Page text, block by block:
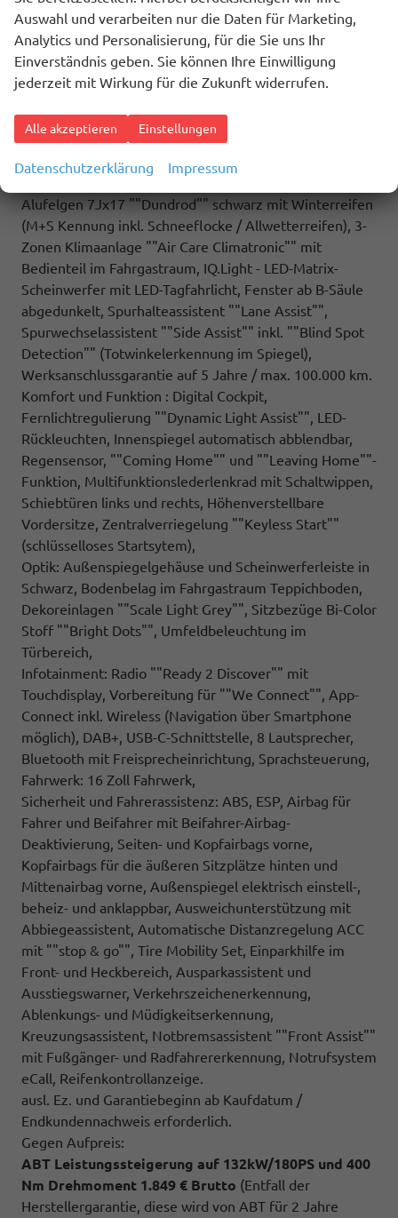
Multifunktionstisch/Mittelkonsole, Schiebefenster
sowie Zuziehhilfe in der Schiebetüre links und rechts,
(ZBR) 7 Sitzer: Sitzvariante 2-2-3 (Vis-a-Vis entgegen
der Fahrrichtung) inkl. 4 Armlehnen.
an Fahrzeugseite, Fahrzeugheck und im
Fahrzeuginnenraum, Fahrzeug 8-fach-bereift,
Leichtmetallräder 7,5J x 18 (Sport Edition Design TN28,
Alufelgen 7Jx17 ""Dundrod"" schwarz mit Winterreifen
(M+S Kennung inkl. Schneeflocke / Allwetterreifen), 3-
Zonen Klimaanlage ""Air Care Climatronic"" mit
Bedienteil im Fahrgastraum, IQ.Light - LED-Matrix-
Scheinwerfer mit LED-Tagfahrlicht, Fenster ab B-Säule
abgedunkelt, Spurhalteassistent ""Lane Assist"",
Spurwechselassistent ""Side Assist"" inkl. ""Blind Spot
Detection"" (Totwinkelerkennung im Spiegel),
Werksanschlussgarantie auf 5 Jahre / max. 100.000 km.
Komfort und Funktion : Digital Cockpit,
Fernlichtregulierung ""Dynamic Light Assist"", LED-
Rückleuchten, Innenspiegel automatisch abblendbar,
Regensensor, ""Coming Home"" und ""Leaving Home""-
Funktion, Multifunktionslederlenkrad mit Schaltwippen,
Schiebtüren links und rechts, Höhenverstellbare
Vordersitze, Zentralverriegelung ""Keyless Start""
(schlüsselloses Startsytem),
Optik: Außenspiegelgehäuse und Scheinwerferleiste in
Schwarz, Bodenbelag im Fahrgastraum Teppichboden,
Dekoreinlagen ""Scale Light Grey"", Sitzbezüge Bi-Color
Stoff ""Bright Dots"", Umfeldbeleuchtung im
Türbereich,
Infotainment: Radio ""Ready 2 Discover"" mit
Touchdisplay, Vorbereitung für ""We Connect"", App-
Connect inkl. Wireless (Navigation über Smartphone
möglich), DAB+, USB-C-Schnittstelle, 8 Lautsprecher,
Bluetooth mit Freisprecheinrichtung, Sprachsteuerung,
Fahrwerk: 16 Zoll Fahrwerk,
Sicherheit und Fahrerassistenz: ABS, ESP, Airbag für
Fahrer und Beifahrer mit Beifahrer-Airbag-
Deaktivierung, Seiten- und Kopfairbags vorne,
Kopfairbags für die äußeren Sitzplätze hinten und
Mittenairbag vorne, Außenspiegel elektrisch einstell-,
beheiz- und anklappbar, Ausweichunterstützung mit
Abbiegeassistent, Automatische Distanzregelung ACC
mit ""stop & go"", Tire Mobility Set, Einparkhilfe im
Front- und Heckbereich, Ausparkassistent und
Ausstiegswarner, Verkehrszeichenerkennung,
Ablenkungs- und Müdigkeitserkennung,
Kreuzungsassistent, Notbremsassistent ""Front Assist""
mit Fußgänger- und Radfahrererkennung, Notrufsystem
eCall, Reifenkontrollanzeige.
ausl. Ez. und Garantiebeginn ab Kaufdatum /
Endkundennachweis erforderlich.
Gegen Aufpreis:
ABT Leistungssteigerung auf 132kW/180PS und 400
Nm Drehmoment 1.849 € Brutto (Entfall der
Herstellergarantie, diese wird von ABT für 2 Jahre
Auswahl und verarbeiten nur die Daten für Marketing,
Analytics und Personalisierung, für die Sie uns Ihr
Einverständnis geben. Sie können Ihre Einwilligung
jederzeit mit Wirkung für die Zukunft widerrufen.
Alle akzeptieren Einstellungen
Datenschutzerklärung Impressum